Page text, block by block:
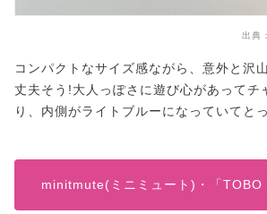
出典：
コンパクトなサイズ感ながら、意外と沢
丈夫そう!大人っぽさに遊び心があってチ
り、内側がライトブルーになっていてと
minitmute(ミニミュート)・「TOBO